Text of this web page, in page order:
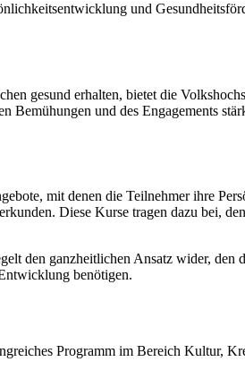
und
gesund erhalten, bietet die
Bemühungen und des Engagements
mit denen die Teilnehmer ihre
Diese Kurse tragen dazu bei,
den ganzheitlichen Ansatz wider,
benötigen.
Programm im Bereich Kultur,